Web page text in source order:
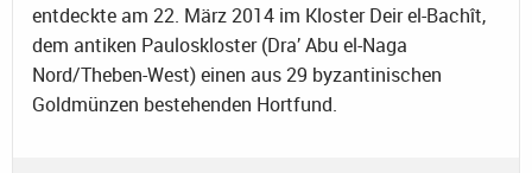
entdeckte am 22. März 2014 im Kloster Deir el-Bachît,
dem antiken Pauloskloster (Dra’ Abu el-Naga
Nord/Theben-West) einen aus 29 byzantinischen
Goldmünzen bestehenden Hortfund.